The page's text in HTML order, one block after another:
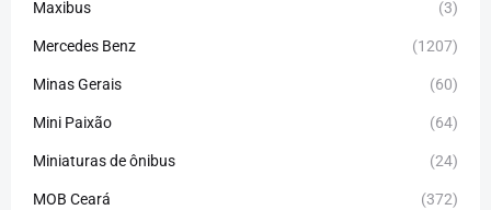
Maxibus (3)
Mercedes Benz (1207)
Minas Gerais (60)
Mini Paixão (64)
Miniaturas de ônibus (24)
MOB Ceará (372)